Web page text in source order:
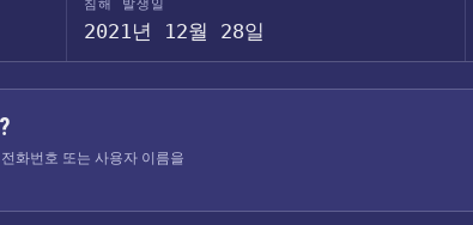
침해 발생일
2021년 12월 28일
화번호 또는 사용자 이름을